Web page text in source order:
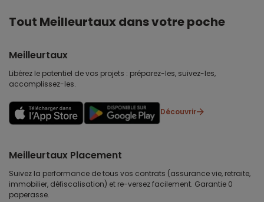
Tout Meilleurtaux dans votre poche
Meilleurtaux
Libérez le potentiel de vos projets : préparez-les, suivez-les,
accomplissez-les.
Découvrir
Meilleurtaux Placement
Suivez la performance de tous vos contrats (assurance vie, retraite,
immobilier, défiscalisation) et re-versez facilement. Garantie 0
paperasse.